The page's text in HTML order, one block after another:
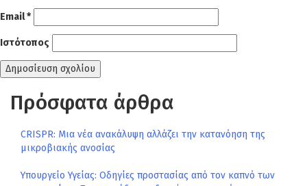
Email*
Ιστότοπος
Πρόσφατα άρθρα
CRISPR: Μια νέα ανακάλυψη αλλάζει την κατανόηση της
μικροβιακής ανοσίας
Υπουργείο Υγείας: Οδηγίες προστασίας από τον καπνό των